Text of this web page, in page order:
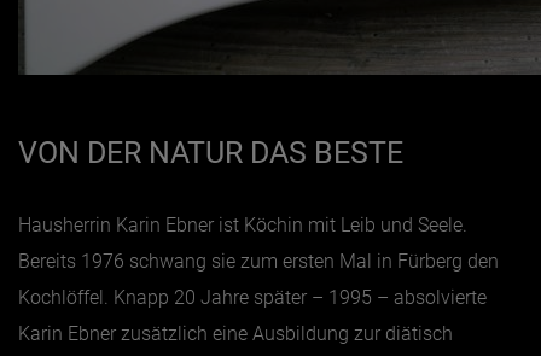
VON DER NATUR DAS BESTE
Hausherrin Karin Ebner ist Köchin mit Leib und Seele.
Bereits 1976 schwang sie zum ersten Mal in Fürberg den
Kochlöffel. Knapp 20 Jahre später – 1995 – absolvierte
Karin Ebner zusätzlich eine Ausbildung zur diätisch